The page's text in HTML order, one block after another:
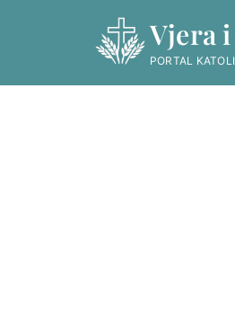
Vjera
PORTAL